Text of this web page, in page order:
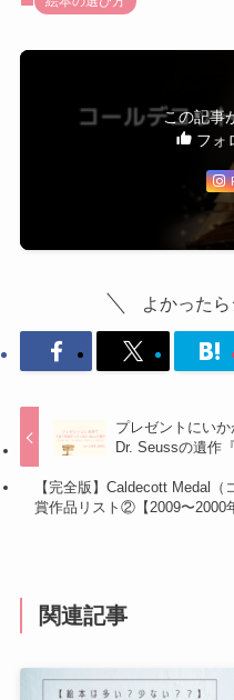
この記事
フォ
よかったら
プレゼントにい
Dr. Seussの遺作
【完全版】Caldecott Medal（
賞作品リスト②【2009〜2000
関連記事